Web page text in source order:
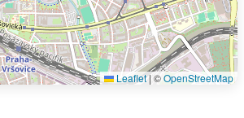
Leaflet|©OpenStreetMap